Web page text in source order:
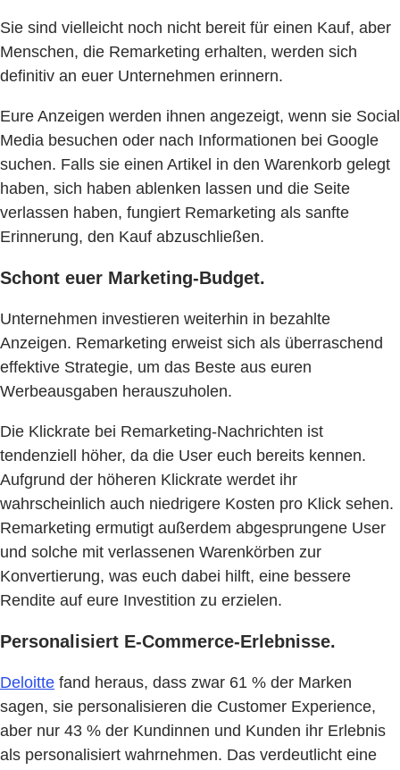
Sie sind vielleicht noch nicht bereit für einen Kauf, aber
Menschen, die Remarketing erhalten, werden sich
definitiv an euer Unternehmen erinnern.
Eure Anzeigen werden ihnen angezeigt, wenn sie Social
Media besuchen oder nach Informationen bei Google
suchen. Falls sie einen Artikel in den Warenkorb gelegt
haben, sich haben ablenken lassen und die Seite
verlassen haben, fungiert Remarketing als sanfte
Erinnerung, den Kauf abzuschließen.
Schont euer Marketing-Budget.
Unternehmen investieren weiterhin in bezahlte
Anzeigen. Remarketing erweist sich als überraschend
effektive Strategie, um das Beste aus euren
Werbeausgaben herauszuholen.
Die Klickrate bei Remarketing-Nachrichten ist
tendenziell höher, da die User euch bereits kennen.
Aufgrund der höheren Klickrate werdet ihr
wahrscheinlich auch niedrigere Kosten pro Klick sehen.
Remarketing ermutigt außerdem abgesprungene User
und solche mit verlassenen Warenkörben zur
Konvertierung, was euch dabei hilft, eine bessere
Rendite auf eure Investition zu erzielen.
Personalisiert E-Commerce-Erlebnisse.
Deloitte fand heraus, dass zwar 61 % der Marken
sagen, sie personalisieren die Customer Experience,
aber nur 43 % der Kundinnen und Kunden ihr Erlebnis
als personalisiert wahrnehmen. Das verdeutlicht eine